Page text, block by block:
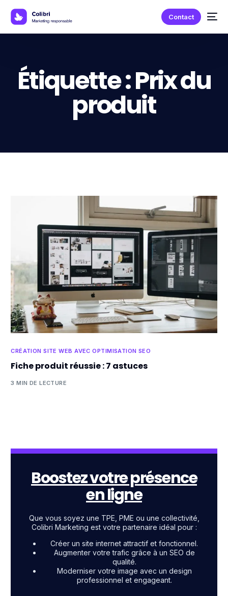
Contact
Étiquette :Prix du
produit
CRÉATION SITE WEB AVEC OPTIMISATION SEO
Fiche produit réussie : 7 astuces
3 MIN DE LECTURE
Boostez votre présence
en ligne
Que vous soyez une TPE, PME ou une collectivité,
Colibri Marketing est votre partenaire idéal pour :
Créer un site internet attractif et fonctionnel.
Augmenter votre trafic grâce à un SEO de
qualité.
Moderniser votre image avec un design
professionnel et engageant.